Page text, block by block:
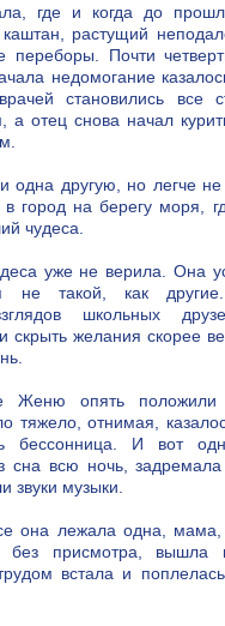
где и когда до
растущий
переборы. Почти
недомогание
становились все
а отец снова начал
одна другую, но легче не
город на берегу моря,
чудеса.
уже не верила. Она
не такой, как
школьных
желания скорее
Женю опять положили
тяжело, отнимая,
бессонница. И вот
сна всю ночь,
звуки музыки.
она лежала одна, мама,
без присмотра, вышла
встала и